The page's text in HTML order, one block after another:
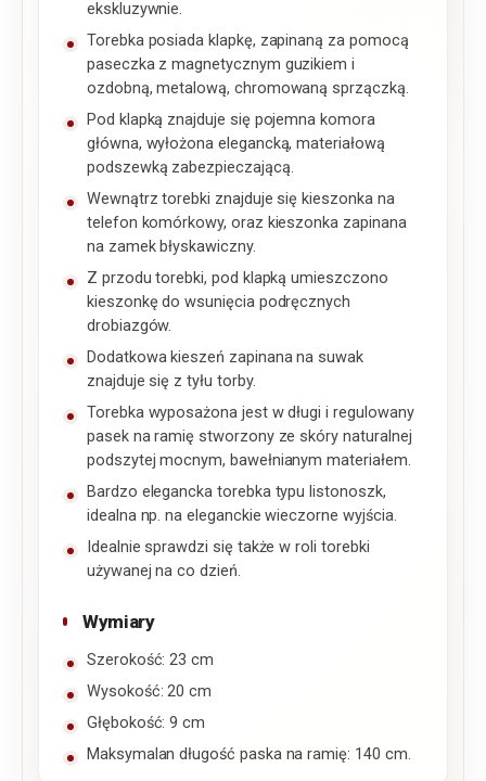
ekskluzywnie.
Torebka posiada klapkę, zapinaną za pomocą
paseczka z magnetycznym guzikiem i
ozdobną, metalową, chromowaną sprzączką.
Pod klapką znajduje się pojemna komora
główna, wyłożona elegancką, materiałową
podszewką zabezpieczającą.
Wewnątrz torebki znajduje się kieszonka na
telefon komórkowy, oraz kieszonka zapinana
na zamek błyskawiczny.
Z przodu torebki, pod klapką umieszczono
kieszonkę do wsunięcia podręcznych
drobiazgów.
Dodatkowa kieszeń zapinana na suwak
znajduje się z tyłu torby.
Torebka wyposażona jest w długi i regulowany
pasek na ramię stworzony ze skóry naturalnej
podszytej mocnym, bawełnianym materiałem.
Bardzo elegancka torebka typu listonoszk,
idealna np. na eleganckie wieczorne wyjścia.
Idealnie sprawdzi się także w roli torebki
używanej na co dzień.
Wymiary
Szerokość: 23 cm
Wysokość: 20 cm
Głębokość: 9 cm
Maksymalan długość paska na ramię: 140 cm.